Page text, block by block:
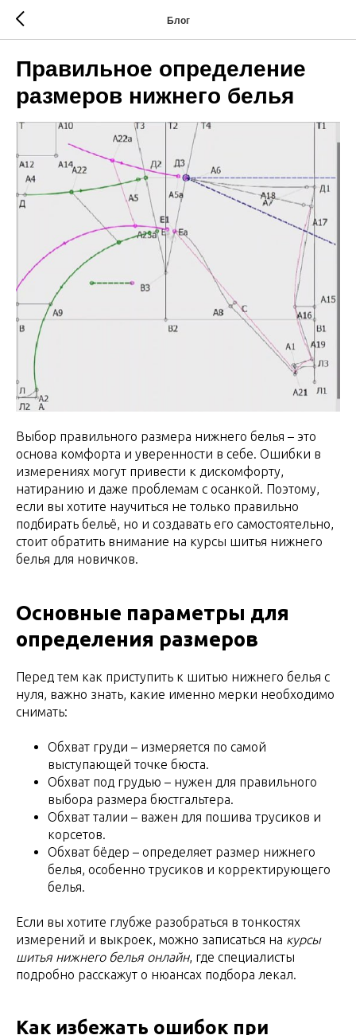
Блог
Правильное определение
размеров нижнего белья
Выбор правильного размера нижнего белья – это
основа комфорта и уверенности в себе. Ошибки в
измерениях могут привести к дискомфорту,
натиранию и даже проблемам с осанкой. Поэтому,
если вы хотите научиться не только правильно
подбирать бельё, но и создавать его самостоятельно,
стоит обратить внимание на курсы шитья нижнего
белья для новичков.
Основные параметры для
определения размеров
Перед тем как приступить к шитью нижнего белья с
нуля, важно знать, какие именно мерки необходимо
снимать:
Обхват груди – измеряется по самой
выступающей точке бюста.
Обхват под грудью – нужен для правильного
выбора размера бюстгальтера.
Обхват талии – важен для пошива трусиков и
корсетов.
Обхват бёдер – определяет размер нижнего
белья, особенно трусиков и корректирующего
белья.
Если вы хотите глубже разобраться в тонкостях
измерений и выкроек, можно записаться на курсы
шитья нижнего белья онлайн, где специалисты
подробно расскажут о нюансах подбора лекал.
Как избежать ошибок при